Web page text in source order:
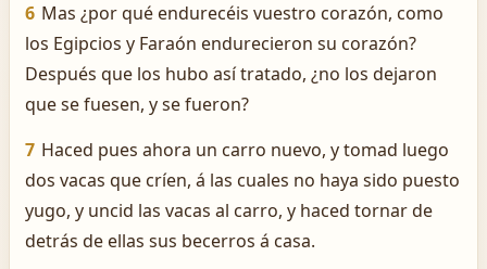
6 Mas ¿por qué endurecéis vuestro corazón, como
los Egipcios y Faraón endurecieron su corazón?
Después que los hubo así tratado, ¿no los dejaron
que se fuesen, y se fueron?
7 Haced pues ahora un carro nuevo, y tomad luego
dos vacas que críen, á las cuales no haya sido puesto
yugo, y uncid las vacas al carro, y haced tornar de
detrás de ellas sus becerros á casa.